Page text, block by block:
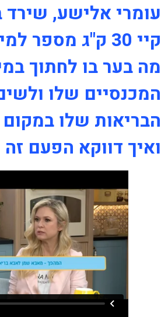
עומרי אלישע, שירד
קיי 30 ק"ג מספר למיכל ינאי:
מה בער בו לחתוך
המכנסיים שלו
הבריאות שלו במקום
ואיך דווקא הפעם